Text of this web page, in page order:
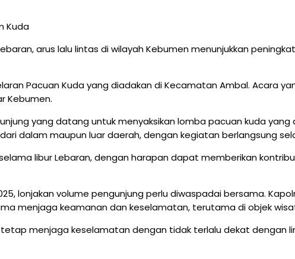
arus lalu lintas di wilayah Kebumen menunjukkan
Pacuan Kuda yang diadakan di Kecamatan Ambal. Acara
Kebumen.
yang datang untuk menyaksikan lomba pacuan kuda
dalam maupun luar daerah, dengan kegiatan berlangsung
libur Lebaran, dengan harapan dapat memberikan
lonjakan volume pengunjung perlu diwaspadai bersama.
menjaga keamanan dan keselamatan, terutama di objek
menjaga keselamatan dengan tidak terlalu dekat dengan